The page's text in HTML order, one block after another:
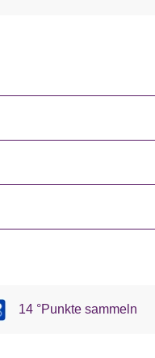
14 °Punkte sammeln